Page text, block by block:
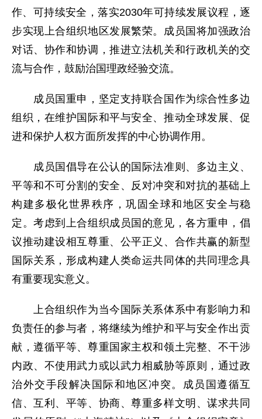
作、可持续安全，落实2030年可持续发展议程，逐
步实现上合组织地区发展繁荣。成员国将加强政治
对话、协作和协调，推进立法机关和行政机关的交
流与合作，鼓励治国理政经验交流。
成员国重申，坚定支持联合国作为综合性多边
组织，在维护国际和平与安全、推动全球发展、促
进和保护人权方面所发挥的中心协调作用。
成员国倡导在公认的国际法准则、多边主义、
平等和不可分割的安全、反对冲突和对抗的基础上
构建多极化世界秩序，巩固全球和地区安全与稳
定。考虑到上合组织成员国的意见，各方重申，倡
议推动建设相互尊重、公平正义、合作共赢的新型
国际关系，形成构建人类命运共同体的共同理念具
有重要现实意义。
上合组织作为当今国际关系体系中有影响力和
负责任的参与者，将继续为维护和平与安全作出贡
献，遵循平等、尊重国家主权和领土完整、不干涉
内政、不使用武力或以武力相威胁等原则，通过政
治外交手段解决国际和地区冲突。成员国遵循互
信、互利、平等、协商、尊重多样文明、谋求共同